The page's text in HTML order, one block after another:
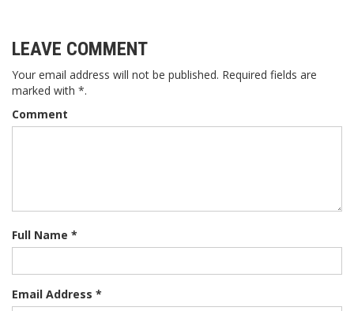
LEAVE COMMENT
Your email address will not be published. Required fields are
marked with *.
Comment
Full Name *
Email Address *